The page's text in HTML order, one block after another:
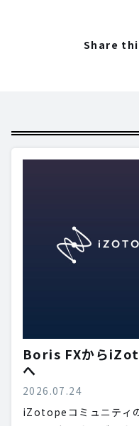
Share
Boris FXから
へ
2026.07.24
iZotopeコミュニティ